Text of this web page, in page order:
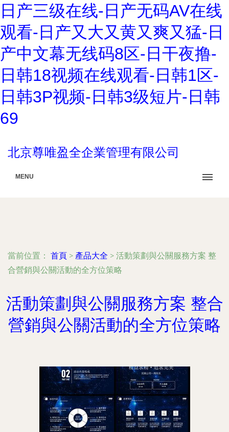
日产三级在线-日产无码AV在线
观看-日产又大又黄又爽又猛-日
产中文幕无线码8区-日干夜撸-
日韩18视频在线观看-日韩1区-
日韩3P视频-日韩3级短片-日韩
69
北京尊唯盈全企業管理有限公司
MENU
當前位置： 首頁 > 產品大全 > 活動策劃與公關服務方案 整
合營銷與公關活動的全方位策略
活動策劃與公關服務方案 整合
營銷與公關活動的全方位策略